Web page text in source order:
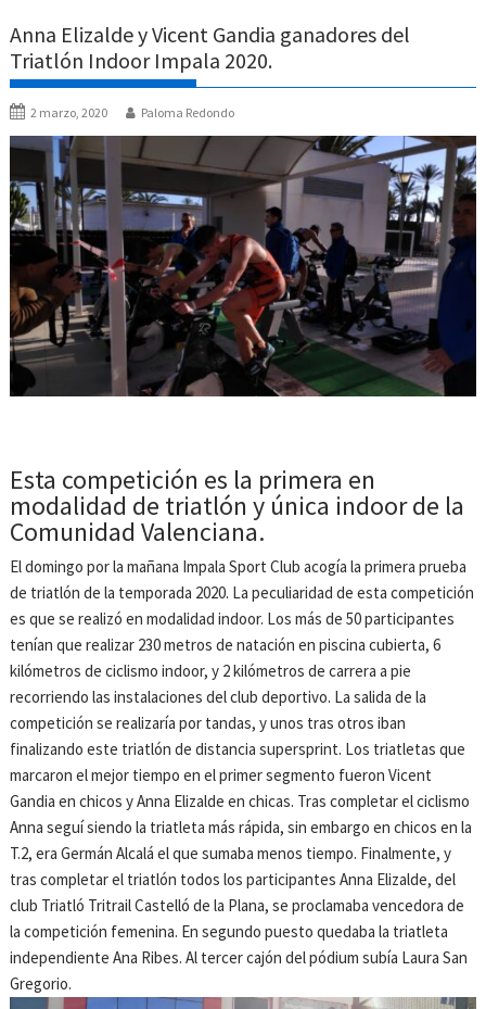
Anna Elizalde y Vicent Gandia ganadores del
Triatlón Indoor Impala 2020.
2 marzo, 2020 Paloma Redondo
Esta competición es la primera en
modalidad de triatlón y única indoor de la
Comunidad Valenciana.
El domingo por la mañana Impala Sport Club acogía la primera prueba
de triatlón de la temporada 2020. La peculiaridad de esta competición
es que se realizó en modalidad indoor. Los más de 50 participantes
tenían que realizar 230 metros de natación en piscina cubierta, 6
kilómetros de ciclismo indoor, y 2 kilómetros de carrera a pie
recorriendo las instalaciones del club deportivo. La salida de la
competición se realizaría por tandas, y unos tras otros iban
finalizando este triatlón de distancia supersprint. Los triatletas que
marcaron el mejor tiempo en el primer segmento fueron Vicent
Gandia en chicos y Anna Elizalde en chicas. Tras completar el ciclismo
Anna seguí siendo la triatleta más rápida, sin embargo en chicos en la
T.2, era Germán Alcalá el que sumaba menos tiempo. Finalmente, y
tras completar el triatlón todos los participantes Anna Elizalde, del
club Triatló Tritrail Castelló de la Plana, se proclamaba vencedora de
la competición femenina. En segundo puesto quedaba la triatleta
independiente Ana Ribes. Al tercer cajón del pódium subía Laura San
Gregorio.